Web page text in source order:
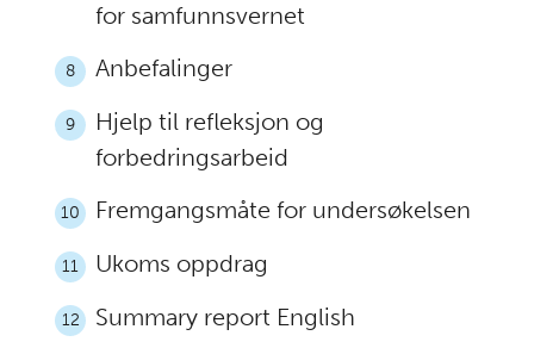
for samfunnsvernet
8 Anbefalinger
9
Hjelp til refleksjon og
forbedringsarbeid
10 Fremgangsmåte for undersøkelsen
11 Ukoms oppdrag
12 Summary report English